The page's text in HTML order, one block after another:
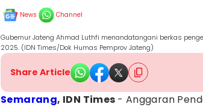
News Channel
Gubernur Jateng Ahmad Luthfi menandatangani berkas
2025. (IDN Times/Dok Humas Pemprov Jateng)
Share Article
Semarang, IDN Times - Anggaran